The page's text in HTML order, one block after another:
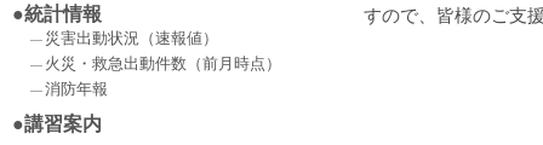
すので、皆様のご支
統計情報
災害出動状況（速報値）
火災・救急出動件数（前月時点）
消防年報
講習案内